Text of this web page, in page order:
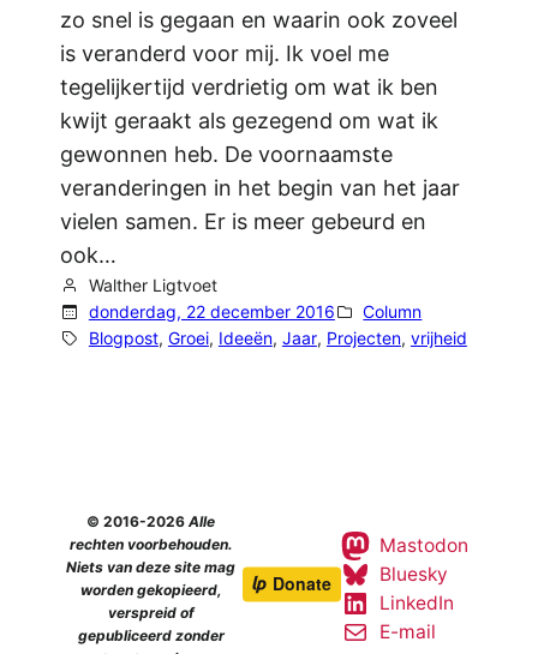
zo snel is gegaan en waarin ook zoveel
is veranderd voor mij. Ik voel me
tegelijkertijd verdrietig om wat ik ben
kwijt geraakt als gezegend om wat ik
gewonnen heb. De voornaamste
veranderingen in het begin van het jaar
vielen samen. Er is meer gebeurd en
ook…
Walther Ligtvoet
donderdag, 22 december 2016
Column
Blogpost, Groei, Ideeën, Jaar, Projecten, vrijheid
© 2016-2026Alle
rechten voorbehouden.
Niets van deze site mag
worden gekopieerd,
verspreid of
gepubliceerd zonder
Mastodon
Bluesky
LinkedIn
E-mail